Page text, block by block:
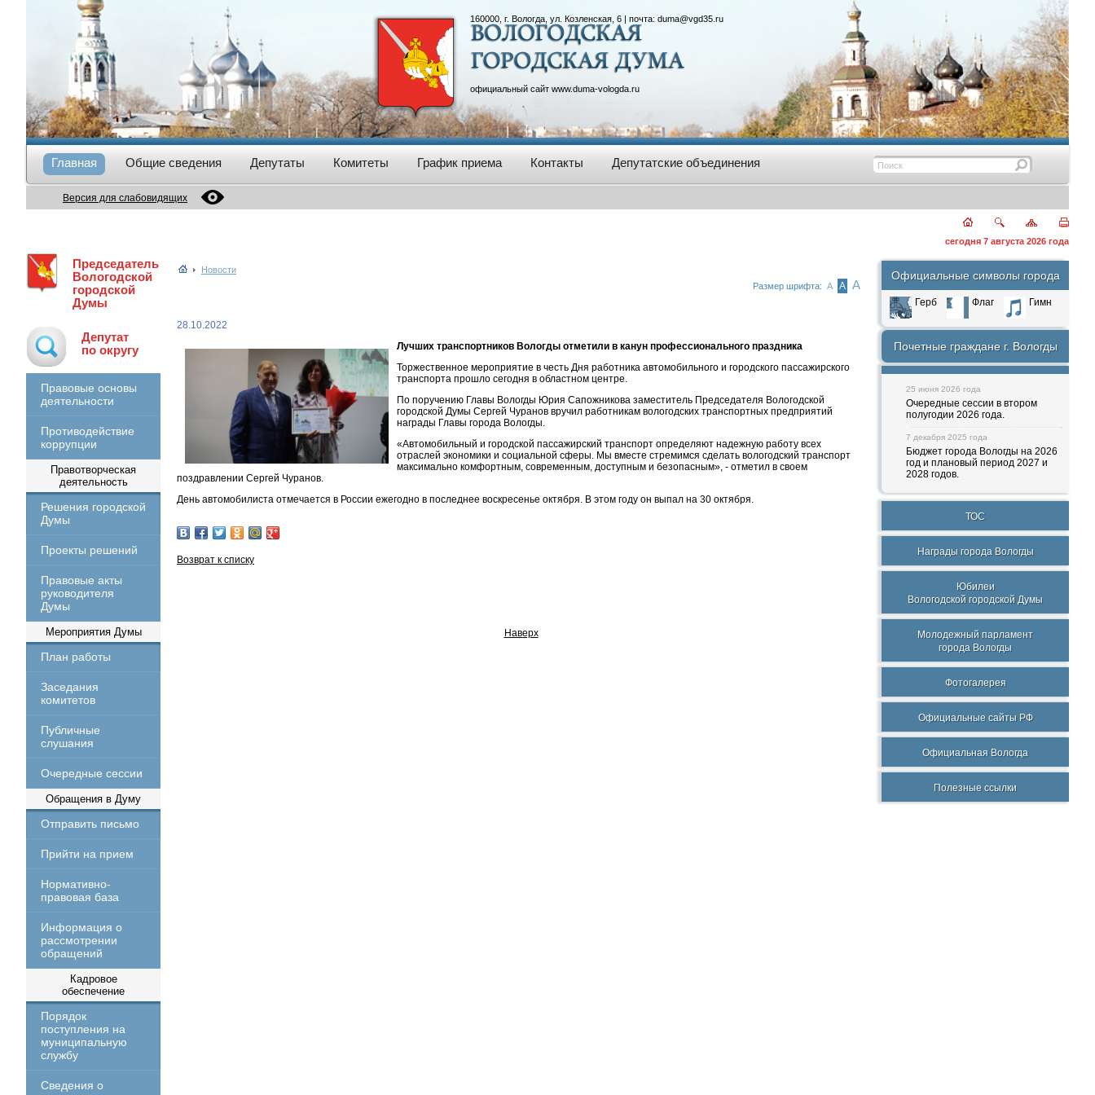
160000, г. Вологда, ул. Козленская, 6 | почта: duma@vgd35.ru
официальный сайт www.duma-vologda.ru
Главная Общие сведения Депутаты Комитеты График приема Контакты Депутатские объединения
Версия для слабовидящих
сегодня 7 августа 2026 года
Председатель
Вологодской
городской
Думы
Депутат
по округу
Правовые основы
деятельности
Противодействие
коррупции
Правотворческая
деятельность
Решения городской
Думы
Проекты решений
Правовые акты
руководителя
Думы
Мероприятия Думы
План работы
Заседания
комитетов
Публичные
слушания
Очередные сессии
Обращения в Думу
Отправить письмо
Прийти на прием
Нормативно-
правовая база
Информация о
рассмотрении
обращений
Кадровое
обеспечение
Порядок
поступления на
муниципальную
службу
Сведения о
Новости
Размер шрифта: А А А
28.10.2022
Лучших транспортников Вологды отметили в канун профессионального праздника
Торжественное мероприятие в честь Дня работника автомобильного и городского пассажирского
транспорта прошло сегодня в областном центре.
По поручению Главы Вологды Юрия Сапожникова заместитель Председателя Вологодской
городской Думы Сергей Чуранов вручил работникам вологодских транспортных предприятий
награды Главы города Вологды.
«Автомобильный и городской пассажирский транспорт определяют надежную работу всех
отраслей экономики и социальной сферы. Мы вместе стремимся сделать вологодский транспорт
максимально комфортным, современным, доступным и безопасным», - отметил в своем
поздравлении Сергей Чуранов.
День автомобилиста отмечается в России ежегодно в последнее воскресенье октября. В этом году он выпал на 30 октября.
Возврат к списку
Наверх
Официальные символы города
Герб Флаг Гимн
Почетные граждане г. Вологды
25 июня 2026 года
Очередные сессии в втором
полугодии 2026 года.
7 декабря 2025 года
Бюджет города Вологды на 2026
год и плановый период 2027 и
2028 годов.
ТОС
Награды города Вологды
Юбилеи
Вологодской городской Думы
Молодежный парламент
города Вологды
Фотогалерея
Официальные сайты РФ
Официальная Вологда
Полезные ссылки